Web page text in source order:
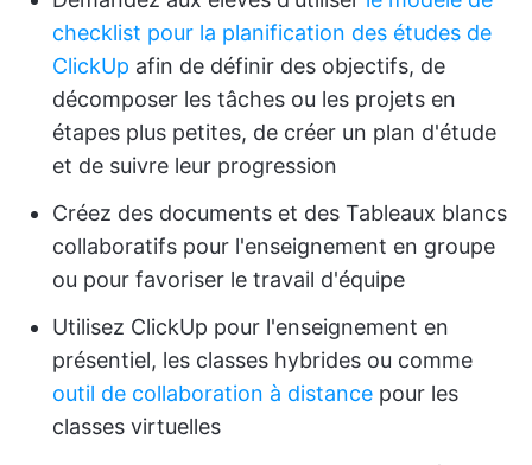
checklist pour la planification des études de
ClickUp afin de définir des objectifs, de
décomposer les tâches ou les projets en
étapes plus petites, de créer un plan d'étude
et de suivre leur progression
Créez des documents et des Tableaux blancs
collaboratifs pour l'enseignement en groupe
ou pour favoriser le travail d'équipe
Utilisez ClickUp pour l'enseignement en
présentiel, les classes hybrides ou comme
outil de collaboration à distance pour les
classes virtuelles